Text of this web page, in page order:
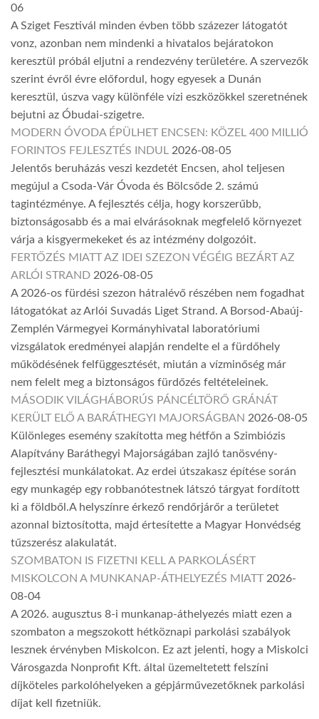
06
A Sziget Fesztivál minden évben több százezer látogatót
vonz, azonban nem mindenki a hivatalos bejáratokon
keresztül próbál eljutni a rendezvény területére. A szervezők
szerint évről évre előfordul, hogy egyesek a Dunán
keresztül, úszva vagy különféle vízi eszközökkel szeretnének
bejutni az Óbudai-szigetre.
MODERN ÓVODA ÉPÜLHET ENCSEN: KÖZEL 400 MILLIÓ
FORINTOS FEJLESZTÉS INDUL 2026-08-05
Jelentős beruházás veszi kezdetét Encsen, ahol teljesen
megújul a Csoda-Vár Óvoda és Bölcsőde 2. számú
tagintézménye. A fejlesztés célja, hogy korszerűbb,
biztonságosabb és a mai elvárásoknak megfelelő környezet
várja a kisgyermekeket és az intézmény dolgozóit.
FERTŐZÉS MIATT AZ IDEI SZEZON VÉGÉIG BEZÁRT AZ
ARLÓI STRAND 2026-08-05
A 2026-os fürdési szezon hátralévő részében nem fogadhat
látogatókat az Arlói Suvadás Liget Strand. A Borsod-Abaúj-
Zemplén Vármegyei Kormányhivatal laboratóriumi
vizsgálatok eredményei alapján rendelte el a fürdőhely
működésének felfüggesztését, miután a vízminőség már
nem felelt meg a biztonságos fürdőzés feltételeinek.
MÁSODIK VILÁGHÁBORÚS PÁNCÉLTÖRŐ GRÁNÁT
KERÜLT ELŐ A BARÁTHEGYI MAJORSÁGBAN 2026-08-05
Különleges esemény szakította meg hétfőn a Szimbiózis
Alapítvány Baráthegyi Majorságában zajló tanösvény-
fejlesztési munkálatokat. Az erdei útszakasz építése során
egy munkagép egy robbanótestnek látszó tárgyat fordított
ki a földből.A helyszínre érkező rendőrjárőr a területet
azonnal biztosította, majd értesítette a Magyar Honvédség
tűzszerész alakulatát.
SZOMBATON IS FIZETNI KELL A PARKOLÁSÉRT
MISKOLCON A MUNKANAP-ÁTHELYEZÉS MIATT 2026-
08-04
A 2026. augusztus 8-i munkanap-áthelyezés miatt ezen a
szombaton a megszokott hétköznapi parkolási szabályok
lesznek érvényben Miskolcon. Ez azt jelenti, hogy a Miskolci
Városgazda Nonprofit Kft. által üzemeltetett felszíni
díjköteles parkolóhelyeken a gépjárművezetőknek parkolási
díjat kell fizetniük.